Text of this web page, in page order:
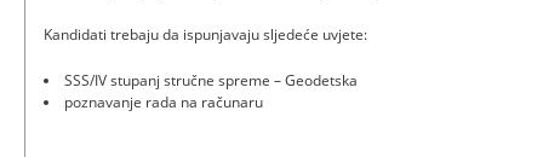
Kandidati trebaju da ispunjavaju sljedeće uvjete:
SSS/IV stupanj stručne spreme – Geodetska
poznavanje rada na računaru